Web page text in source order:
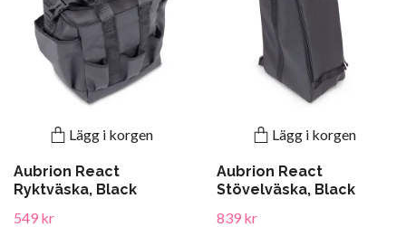
Lägg i korgen
Aubrion React
Ryktväska, Black
549 kr
Lägg i korgen
Aubrion React
Stövelväska, Black
839 kr